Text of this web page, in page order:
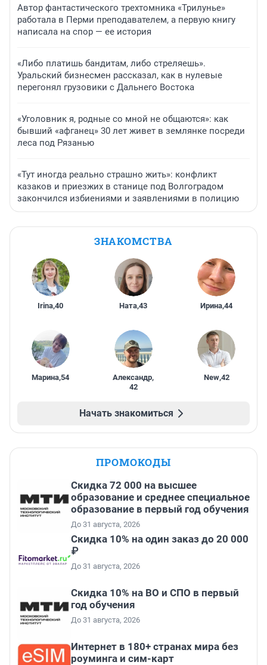
Автор фантастического трехтомника «Трилунье»
работала в Перми преподавателем, а первую книгу
написала на спор — ее история
«Либо платишь бандитам, либо стреляешь».
Уральский бизнесмен рассказал, как в нулевые
перегонял грузовики с Дальнего Востока
«Уголовник я, родные со мной не общаются»: как
бывший «афганец» 30 лет живет в землянке посреди
леса под Рязанью
«Тут иногда реально страшно жить»: конфликт
казаков и приезжих в станице под Волгоградом
закончился избиениями и заявлениями в полицию
ЗНАКОМСТВА
Irina,40 Ната,43 Ирина,44
Марина,54 Александр,
42
New,42
Начать знакомиться
ПРОМОКОДЫ
Скидка 72 000 на высшее
образование и среднее специальное
образование в первый год обучения
До 31 августа, 2026
Скидка 10% на один заказ до 20 000
₽
До 31 августа, 2026
Скидка 10% на ВО и СПО в первый
год обучения
До 31 августа, 2026
Интернет в 180+ странах мира без
роуминга и сим-карт